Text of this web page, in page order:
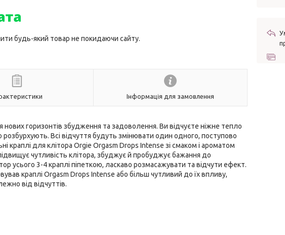
будь-який товар не покидаючи сайту.
Інформація для замовлення
горизонтів збудження та задоволення. Ви відчуєте ніжне тепло
Всі відчуття будуть змінювати один одного, поступово
для клітора Orgie Orgasm Drops Intense зі смаком і ароматом
чутливість клітора, збуджує й пробуджує бажання до
усього 3-4 краплі піпеткою, ласкаво розмасажувати та відчути ефект.
краплі Orgasm Drops Intense або більш чутливий до їх впливу,
від відчуттів.